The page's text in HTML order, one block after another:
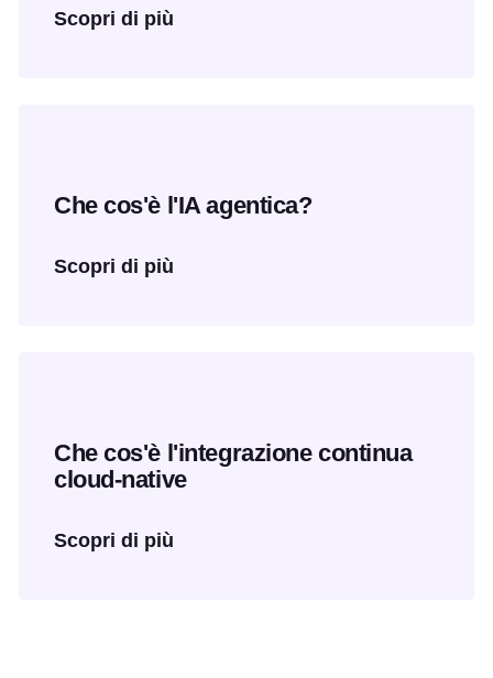
Scopri di più
Che cos'è l'IA agentica?
Scopri di più
Che cos'è l'integrazione continua
cloud-native
Scopri di più